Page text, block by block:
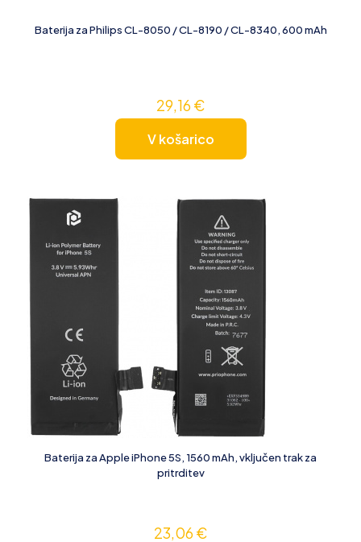
Baterija za Philips CL-8050 / CL-8190 / CL-8340, 600 mAh
29,16€
V košarico
Baterija za Apple iPhone 5S, 1560 mAh, vključen trak za
pritrditev
23,06€